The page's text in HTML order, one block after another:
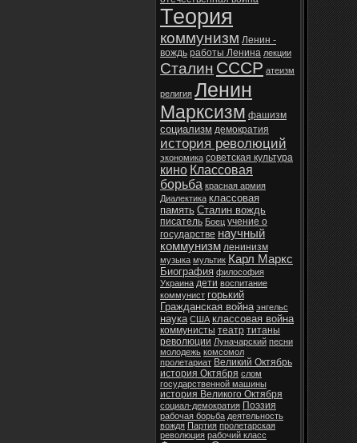
Теория
коммунизм Ленин -
вождь работы Ленина лекции
Сталин СССР атеизм
религия Ленин
Марксизм фашизм
социализм демократия
история революций
экономика советская культура
кино Классовая
борьба красная армия
Диалектика классовая
память Сталин вождь
писатель Боец учение о
государстве научный
коммунизм ленинизм
музыка мультик Карл Маркс
Биография философия
Украина дети воспитание
коммунист горький
Гражданская война энгельс
наука США классовая война
коммунисты театр титаны
революции Луначарский песни
молодежь комсомол
пролетариат Великий Октябрь
история Октября слом
государственной машины
история Великого Октября
социал-демократия Поэзия
рабочая борьба деятельность
вождя Партия пролетарская
революция рабочий класс